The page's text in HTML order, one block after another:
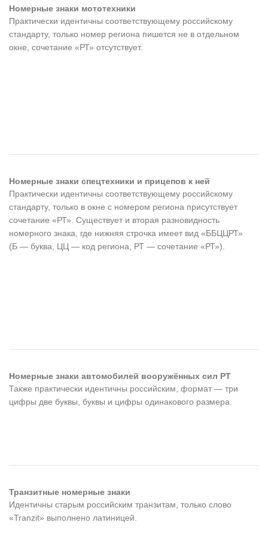
Номерные знаки мототехники
Практически идентичны соответствующему российскому
стандарту, только номер региона пишется не в отдельном
окне, сочетание «РТ» отсутствует.
Номерные знаки спецтехники и прицепов к ней
Практически идентичны соответствующему российскому
стандарту, только в окне с номером региона присутствует
сочетание «РТ». Существует и вторая разновидность
номерного знака, где нижняя строчка имеет вид «ББЦЦРТ»
(Б — буква, ЦЦ — код региона, РТ — сочетание «РТ»).
Номерные знаки автомобилей вооружённых сил РТ
Также практически идентичны российским, формат — три
цифры две буквы, буквы и цифры одинакового размера.
Транзитные номерные знаки
Идентичны старым российским транзитам, только слово
«Tranzit» выполнено латиницей.